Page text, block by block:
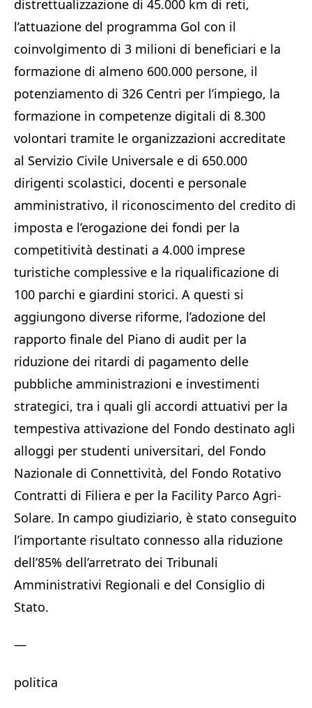
distrettualizzazione di 45.000 km di reti,
l’attuazione del programma Gol con il
coinvolgimento di 3 milioni di beneficiari e la
formazione di almeno 600.000 persone, il
potenziamento di 326 Centri per l’impiego, la
formazione in competenze digitali di 8.300
volontari tramite le organizzazioni accreditate
al Servizio Civile Universale e di 650.000
dirigenti scolastici, docenti e personale
amministrativo, il riconoscimento del credito di
imposta e l’erogazione dei fondi per la
competitività destinati a 4.000 imprese
turistiche complessive e la riqualificazione di
100 parchi e giardini storici. A questi si
aggiungono diverse riforme, l’adozione del
rapporto finale del Piano di audit per la
riduzione dei ritardi di pagamento delle
pubbliche amministrazioni e investimenti
strategici, tra i quali gli accordi attuativi per la
tempestiva attivazione del Fondo destinato agli
alloggi per studenti universitari, del Fondo
Nazionale di Connettività, del Fondo Rotativo
Contratti di Filiera e per la Facility Parco Agri-
Solare. In campo giudiziario, è stato conseguito
l’importante risultato connesso alla riduzione
dell’85% dell’arretrato dei Tribunali
Amministrativi Regionali e del Consiglio di
Stato.
—
politica